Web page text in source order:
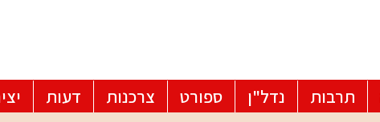
תרבות נדל"ן ספורט צרכנות דעות